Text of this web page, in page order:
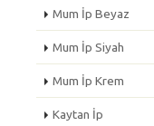
Mum İp Beyaz
Mum İp Siyah
Mum İp Krem
Kaytan İp